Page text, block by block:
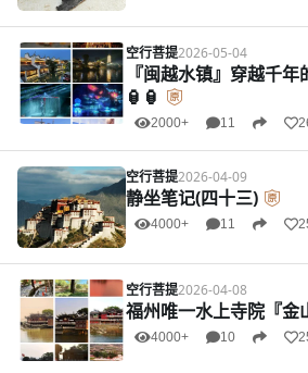
空行菩提2026-05-04
『闽越水镇』穿越千
🏮🏮
2000+ 11
空行菩提2026-04-09
静坐笔记(四十三)
4000+ 11
空行菩提2026-04-08
福州唯一水上寺院『金
4000+ 10